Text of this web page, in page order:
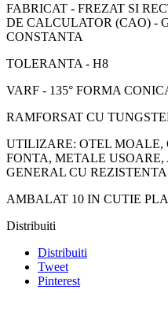
FABRICAT - FREZAT SI
DE CALCULATOR (CAO) -
CONSTANTA
TOLERANTA - H8
VARF - 135° FORMA
RAMFORSAT CU
UTILIZARE: OTEL MOALE,
FONTA, METALE
GENERAL CU REZISTENTA
AMBALAT 10 IN CUTIE
Distribuiti
Distribuiti
Tweet
Pinterest